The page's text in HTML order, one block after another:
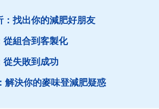
找出你的減肥好朋友
從組合到客製化
失敗到成功
解決你的麥味登減肥疑惑